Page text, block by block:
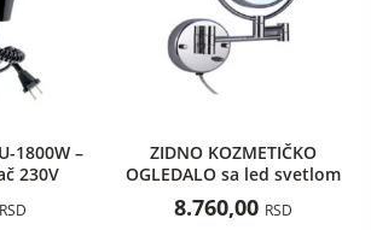
1800W –
230V
RSD
ZIDNO KOZMETIČKO
OGLEDALO sa led svetlom
8.760,00 RSD